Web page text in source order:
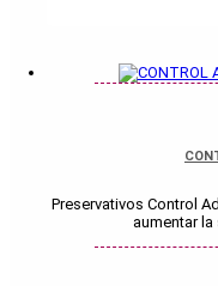
Preservativos Control
aumentar